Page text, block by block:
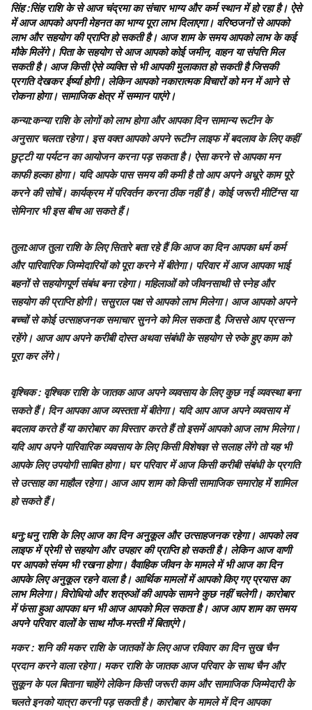
सिंह:सिंह राशि के से आज चंद्रमा का संचार भाग्य और कर्म स्थान में हो रहा है। ऐसे
में आज आपको अपनी मेहनत का भाग्य पूरा लाभ दिलाएगा। वरिष्ठजनों से आपको
लाभ और सहयोग की प्राप्ति हो सकती है। आज शाम के समय आपको लाभ के कई
मौके मिलेंगे। पिता के सहयोग से आज आपको कोई जमीन, वाहन या संपत्ति मिल
सकती है। आज किसी ऐसे व्यक्ति से भी आपकी मुलाकात हो सकती है जिसकी
प्रगति देखकर ईर्ष्या होगी। लेकिन आपको नकारात्मक विचारों को मन में आने से
रोकना होगा। सामाजिक क्षेत्र में सम्मान पाएंगे।
कन्या:कन्या राशि के लोगों को लाभ होगा और आपका दिन सामान्‍य रूटीन के
अनुसार चलता रहेगा। इस वक्त आपको अपने रूटीन लाइफ में बदलाव के लिए कहीं
छुट्टी या पर्यटन का आयोजन करना पड़ सकता है। ऐसा करने से आपका मन
काफी हल्‍का होगा। यदि आपके पास समय की कमी है तो आप अपने अधूरे काम पूरे
करने की सोचें। कार्यक्रम में परिवर्तन करना ठीक नहीं है। कोई जरूरी मीटिंग्स या
सेमिनार भी इस बीच आ सकते हैं।
तुला:आज तुला राशि के लिए सितारे बता रहे हैं कि आज का दिन आपका धर्म कर्म
और पारिवारिक जिम्मेदारियों को पूरा करने में बीतेगा। परिवार में आज आपका भाई
बहनों से सहयोगपूर्ण संबंध बना रहेगा। महिलाओं को जीवनसाथी से स्नेह और
सहयोग की प्राप्ति होगी। ससुराल पक्ष से आपको लाभ मिलेगा। आज आपको अपने
बच्चों से कोई उत्साहजनक समाचार सुनने को मिल सकता है, जिससे आप प्रसन्न
रहेंगे। आज आप अपने करीबी दोस्त अथवा संबंधी के सहयोग से रुके हुए काम को
पूरा कर लेंगे।
वृश्चिक: वृश्चिक राशि के जातक आज अपने व्यवसाय के लिए कुछ नई व्यवस्था बना
सकते हैं। दिन आपका आज व्यस्तता में बीतेगा। यदि आप आज अपने व्यवसाय में
बदलाव करते हैं या कारोबार का विस्तार करते हैं तो इसमें आपको आज लाभ मिलेगा।
यदि आप अपने पारिवारिक व्यवसाय के लिए किसी विशेषज्ञ से सलाह लेंगे तो यह भी
आपके लिए उपयोगी साबित होगा। घर परिवार में आज किसी करीबी संबंधी के प्रगति
से उत्साह का माहौल रहेगा। आज आप शाम को किसी सामाजिक समारोह में शामिल
हो सकते हैं।
धनु:धनु राशि के लिए आज का दिन अनुकूल और उत्साहजनक रहेगा। आपको लव
लाइफ में प्रेमी से सहयोग और उपहार की प्राप्ति हो सकती है। लेकिन आज वाणी
पर आपको संयम भी रखना होगा। वैवाहिक जीवन के मामले में भी आज का दिन
आपके लिए अनुकूल रहने वाला है। आर्थिक मामलों में आपको किए गए प्रयास का
लाभ मिलेगा। विरोधियो और शत्रुओं की आपके सामने कुछ नहीं चलेगी। कारोबार
में फंसा हुआ आपका धन भी आज आपको मिल सकता है। आज आप शाम का समय
अपने परिवार वालों के साथ मौज-मस्ती में बिताएंगे।
मकर: शनि की मकर राशि के जातकों के लिए आज रविवार का दिन सुख चैन
प्रदान करने वाला रहेगा। मकर राशि के जातक आज परिवार के साथ चैन और
सुकून के पल बिताना चाहेंगे लेकिन किसी जरूरी काम और सामाजिक जिम्मेदारी के
चलते इनको यात्रा करनी पड़ सकती है। कारोबार के मामले में दिन आपका